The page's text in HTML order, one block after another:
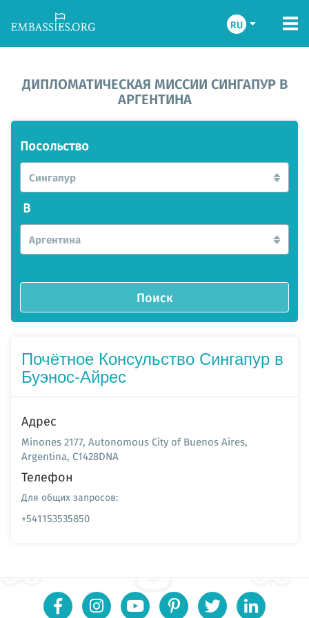
RU
ДИПЛОМАТИЧЕСКАЯ МИССИИ СИНГАПУР В
АРГЕНТИНА
Посольство
Сингапур
В
Аргентина
Поиск
Почётное Консульство Сингапур в
Буэнос-Айрес
Адрес
Minones 2177, Autonomous City of Buenos Aires,
Argentina, C1428DNA
Телефон
Для общих запросов:
+541153535850